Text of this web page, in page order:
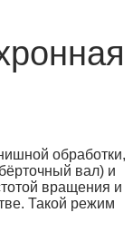
обработки,
вал) и
вращения и
Такой режим